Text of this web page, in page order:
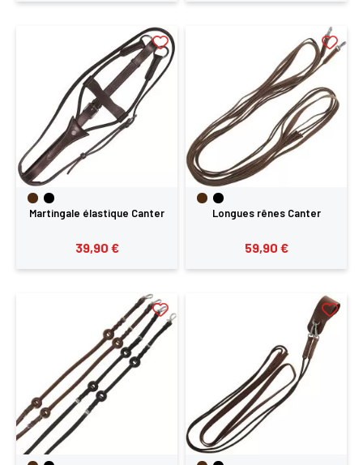
Martingale élastique Canter
39,90 €
Longues rênes Canter
59,90 €